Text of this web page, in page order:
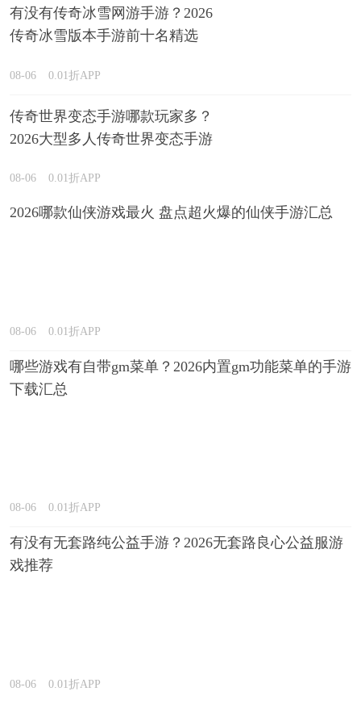
有没有传奇冰雪网游手游？2026
传奇冰雪版本手游前十名精选
08-06 0.01折APP
传奇世界变态手游哪款玩家多？
2026大型多人传奇世界变态手游
08-06 0.01折APP
2026哪款仙侠游戏最火 盘点超火爆的仙侠手游汇总
08-06 0.01折APP
哪些游戏有自带gm菜单？2026内置gm功能菜单的手游
下载汇总
08-06 0.01折APP
有没有无套路纯公益手游？2026无套路良心公益服游
戏推荐
08-06 0.01折APP